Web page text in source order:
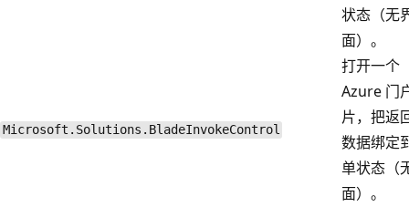
状态（无
面）。
Microsoft.Solutions.BladeInvokeControl
打开一个
Azure 门
片，把返
数据绑定
单状态（
面）。